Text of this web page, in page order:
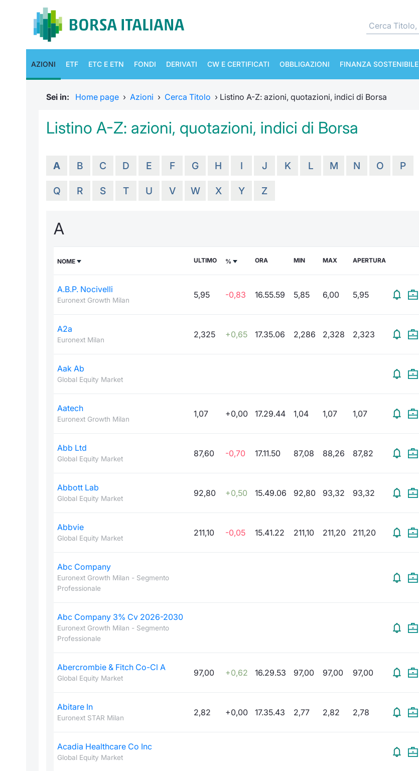
AZIONI ETF ETC E ETN FONDI DERIVATI CW E CERTIFICATI OBBLIGAZIONI FINANZA SOSTENIBILE
Sei in: Home page › Azioni › Cerca Titolo › Listino A-Z: azioni, quotazioni, indici di Borsa
Listino A-Z: azioni, quotazioni, indici di Borsa
A B C D E F G H I J K L M N O P
Q R S T U V W X Y Z
A
NOME ULTIMO % ORA MIN MAX APERTURA
A.B.P. Nocivelli
Euronext Growth Milan
5,95 -0,83 16.55.59 5,85 6,00 5,95
A2a
Euronext Milan
2,325 +0,65 17.35.06 2,286 2,328 2,323
Aak Ab
Global Equity Market
Aatech
Euronext Growth Milan
1,07 +0,00 17.29.44 1,04 1,07 1,07
Abb Ltd
Global Equity Market
87,60 -0,70 17.11.50 87,08 88,26 87,82
Abbott Lab
Global Equity Market
92,80 +0,50 15.49.06 92,80 93,32 93,32
Abbvie
Global Equity Market
211,10 -0,05 15.41.22 211,10 211,20 211,20
Abc Company
Euronext Growth Milan - Segmento
Professionale
Abc Company 3% Cv 2026-2030
Euronext Growth Milan - Segmento
Professionale
Abercrombie & Fitch Co-Cl A
Global Equity Market
97,00 +0,62 16.29.53 97,00 97,00 97,00
Abitare In
Euronext STAR Milan
2,82 +0,00 17.35.43 2,77 2,82 2,78
Acadia Healthcare Co Inc
Global Equity Market